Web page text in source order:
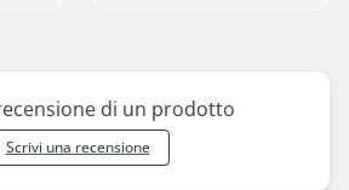
di un prodotto
Scrivi una recensione